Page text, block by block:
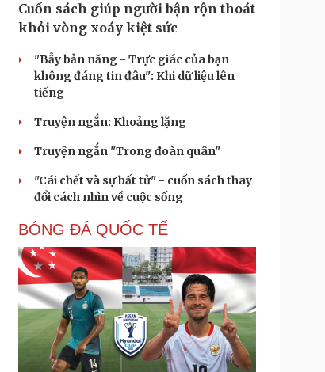
Cuốn sách giúp người bận rộn thoát
khỏi vòng xoáy kiệt sức
"Bẫy bản năng - Trực giác của bạn
không đáng tin đâu": Khi dữ liệu lên
tiếng
Truyện ngắn: Khoảng lặng
Truyện ngắn "Trong đoàn quân"
"Cái chết và sự bất tử" - cuốn sách thay
đổi cách nhìn về cuộc sống
BÓNG ĐÁ QUỐC TẾ